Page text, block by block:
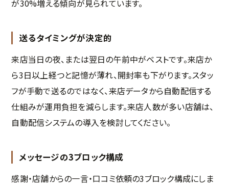
が30%増える傾向が見られています。
送るタイミングが決定的
来店当日の夜、または翌日の午前中がベストです。来店か
ら3日以上経つと記憶が薄れ、開封率も下がります。スタッ
フが手動で送るのではなく、来店データから自動配信する
仕組みが運用負担を減らします。来店人数が多い店舗は、
自動配信システムの導入を検討してください。
メッセージの3ブロック構成
感謝・店舗からの一言・口コミ依頼の3ブロック構成にしま